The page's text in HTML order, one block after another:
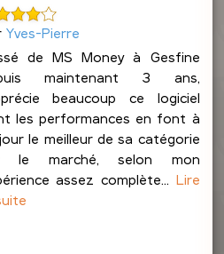
Yves-Pierre
de MS Money à Gesfine
maintenant 3 ans,
beaucoup ce logiciel
les performances en font à
le meilleur de sa catégorie
le marché, selon mon
assez complète... Lire